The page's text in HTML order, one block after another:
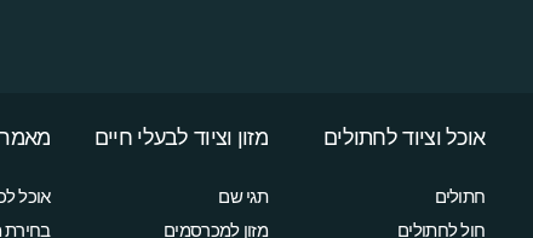
אוכל וציוד לחתולים
חתולים
חול לחתולים
מזון וציוד לבעלי חיים
תגי שם
מזון למכרסמים
אוכל
בחירת